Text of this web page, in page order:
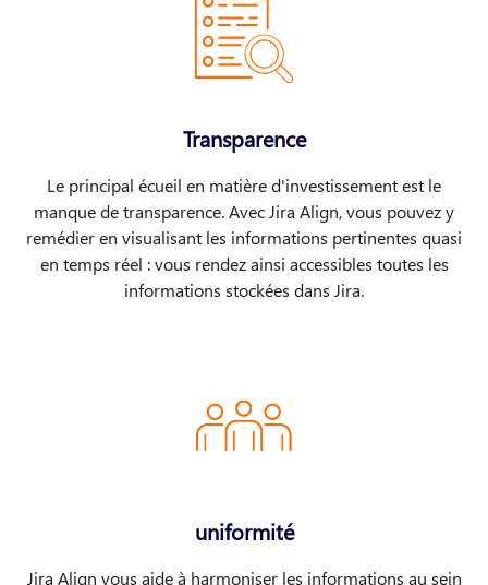
Transparence
Le principal écueil en matière d'investissement est le
manque de transparence. Avec Jira Align, vous pouvez y
remédier en visualisant les informations pertinentes quasi
en temps réel : vous rendez ainsi accessibles toutes les
informations stockées dans Jira.
uniformité
Jira Align vous aide à harmoniser les informations au sein